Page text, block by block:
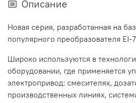
Описание
Новая серия, разработанная на
популярного преобразователя EI-
Широко используются в
оборудовании, где применяется
электропривод: смесителях,
производственных линиях,